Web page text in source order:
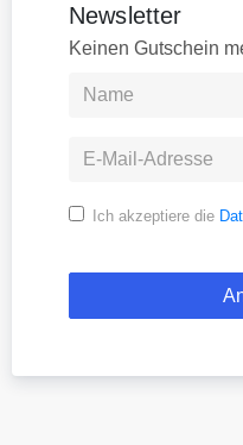
Newsletter
Keinen Gutschein
Ich akzeptiere die